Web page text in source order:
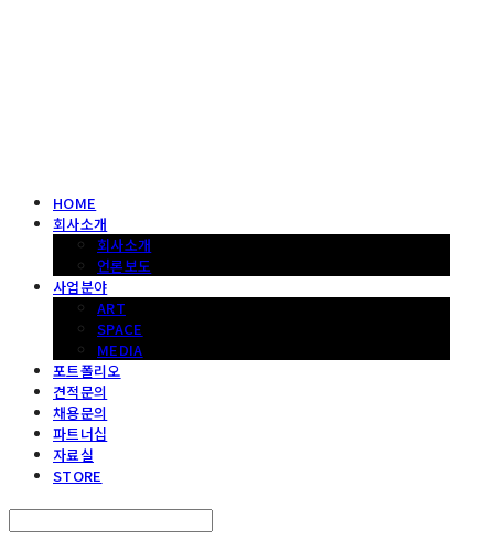
HOME
회사소개
회사소개
언론보도
사업분야
ART
SPACE
MEDIA
포트폴리오
견적문의
채용문의
파트너십
자료실
STORE